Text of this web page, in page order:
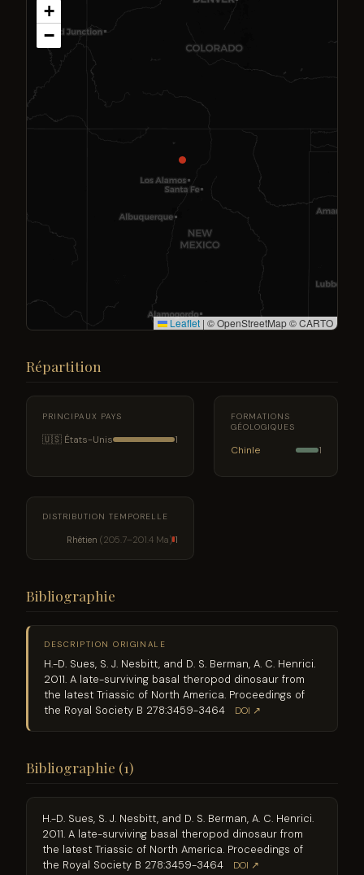
+
−
Leaflet | © OpenStreetMap © CARTO
Répartition
PRINCIPAUX PAYS
🇺🇸 États-Unis 1
FORMATIONS
GÉOLOGIQUES
Chinle 1
DISTRIBUTION TEMPORELLE
Rhétien (205.7–201.4 Ma) 1
Bibliographie
DESCRIPTION ORIGINALE
H.-D. Sues, S. J. Nesbitt, and D. S. Berman, A. C. Henrici.
2011. A late-surviving basal theropod dinosaur from
the latest Triassic of North America. Proceedings of
the Royal Society B 278:3459-3464
DOI ↗
Bibliographie (1)
H.-D. Sues, S. J. Nesbitt, and D. S. Berman, A. C. Henrici.
2011. A late-surviving basal theropod dinosaur from
the latest Triassic of North America. Proceedings of
the Royal Society B 278:3459-3464
DOI ↗